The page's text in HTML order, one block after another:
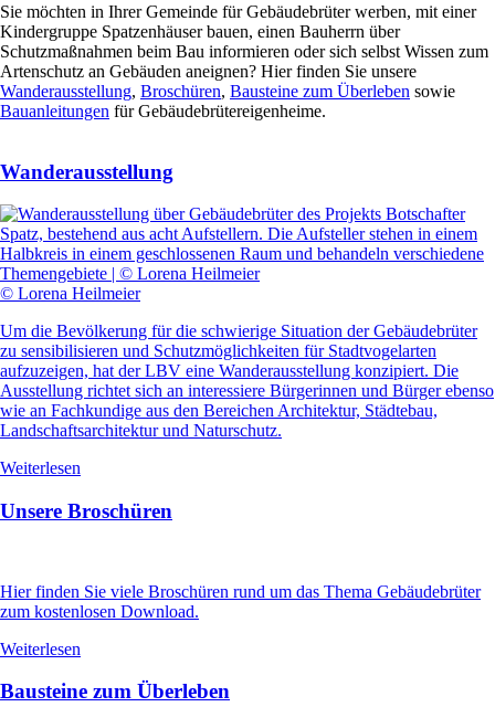
Sie möchten in Ihrer Gemeinde für Gebäudebrüter werben, mit einer
Kindergruppe Spatzenhäuser bauen, einen Bauherrn über
Schutzmaßnahmen beim Bau informieren oder sich selbst Wissen zum
Artenschutz an Gebäuden aneignen? Hier finden Sie unsere
Wanderausstellung, Broschüren, Bausteine zum Überleben sowie
Bauanleitungen für Gebäudebrütereigenheime.
Wanderausstellung
© Lorena Heilmeier
Um die Bevölkerung für die schwierige Situation der Gebäudebrüter
zu sensibilisieren und Schutzmöglichkeiten für Stadtvogelarten
aufzuzeigen, hat der LBV eine Wanderausstellung konzipiert. Die
Ausstellung richtet sich an interessiere Bürgerinnen und Bürger ebenso
wie an Fachkundige aus den Bereichen Architektur, Städtebau,
Landschaftsarchitektur und Naturschutz.
Weiterlesen
Unsere Broschüren
Hier finden Sie viele Broschüren rund um das Thema Gebäudebrüter
zum kostenlosen Download.
Weiterlesen
Bausteine zum Überleben